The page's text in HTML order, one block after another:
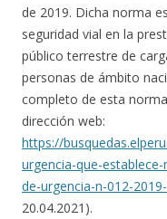
de 2019. Dicha norma
seguridad vial en la
público terrestre de
personas de ámbito
completo de esta
dirección web:
https://
urgencia-que-
de-urgencia-n-012-
20.04.2021).